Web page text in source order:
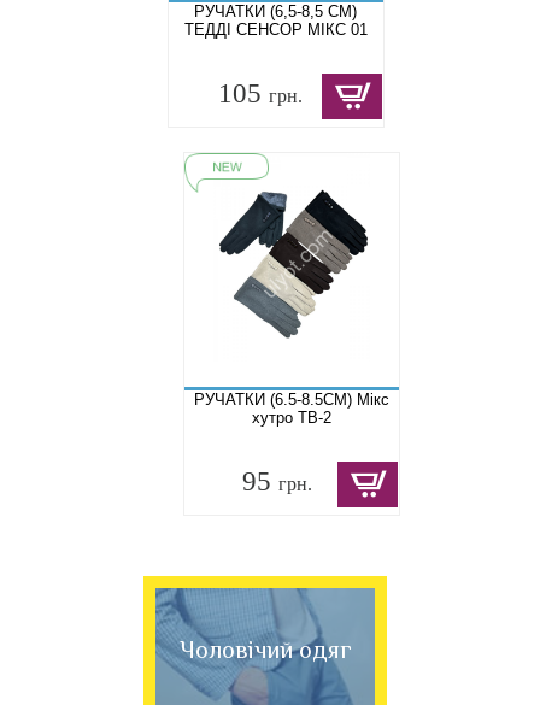
РУЧАТКИ (6,5-8,5 СМ)
ТЕДДІ СЕНСОР МІКС 01
105 грн.
РУЧАТКИ (6.5-8.5СМ) Мікс
хутро TB-2
95грн.
Чоловічий одяг